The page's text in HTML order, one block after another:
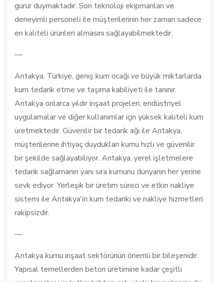
gurur duymaktadır. Son teknoloji ekipmanları ve
deneyimli personeli ile müşterilerinin her zaman sadece
en kaliteli ürünleri almasını sağlayabilmektedir.
—
Antakya, Türkiye, geniş kum ocağı ve büyük miktarlarda
kum tedarik etme ve taşıma kabiliyeti ile tanınır.
Antakya onlarca yıldır inşaat projeleri, endüstriyel
uygulamalar ve diğer kullanımlar için yüksek kaliteli kum
üretmektedir. Güvenilir bir tedarik ağı ile Antakya,
müşterilerine ihtiyaç duydukları kumu hızlı ve güvenilir
bir şekilde sağlayabiliyor. Antakya, yerel işletmelere
tedarik sağlamanın yanı sıra kumunu dünyanın her yerine
sevk ediyor. Yerleşik bir üretim süreci ve etkin nakliye
sistemi ile Antakya'in kum tedariki ve nakliye hizmetleri
rakipsizdir.
—
Antakya kumu inşaat sektörünün önemli bir bileşenidir.
Yapısal temellerden beton üretimine kadar çeşitli